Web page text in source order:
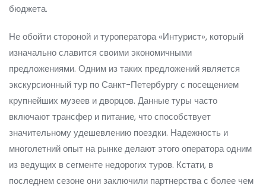
бюджета.
Не обойти стороной и туроператора «Интурист», который
изначально славится своими экономичными
предложениями. Одним из таких предложений является
экскурсионный тур по Санкт-Петербургу с посещением
крупнейших музеев и дворцов. Данные туры часто
включают трансфер и питание, что способствует
значительному удешевлению поездки. Надежность и
многолетний опыт на рынке делают этого оператора одним
из ведущих в сегменте недорогих туров. Кстати, в
последнем сезоне они заключили партнерства с более чем